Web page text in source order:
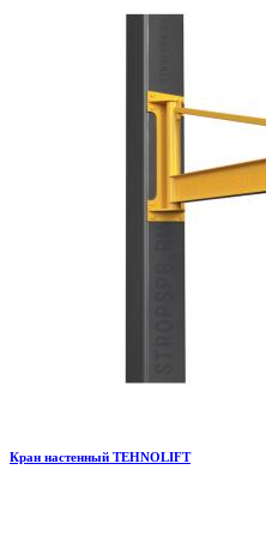
Кран настенный TEHNOLIFT